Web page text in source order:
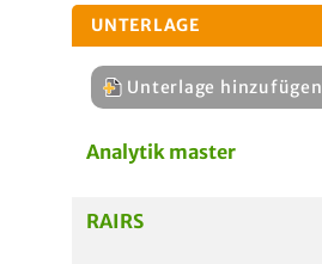
UNTERLAGE
Unterlage hinzufügen
Analytik master
RAIRS